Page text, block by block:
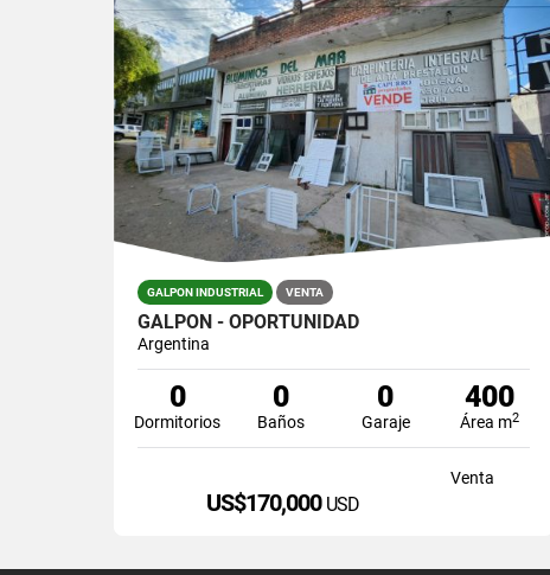
GALPON INDUSTRIAL VENTA
GALPON - OPORTUNIDAD
Argentina
0
Dormitorios
0
Baños
0
Garaje
400
Área m2
Venta
US$170,000 USD